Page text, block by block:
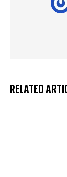
RELATED